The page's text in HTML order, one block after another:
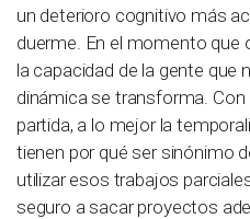
un deterioro cognitivo más
duerme. En el momento que
la capacidad de la gente que
dinámica se transforma.
partida, a lo mejor la
tienen por qué ser sinónimo
utilizar esos trabajos
seguro a sacar proyectos